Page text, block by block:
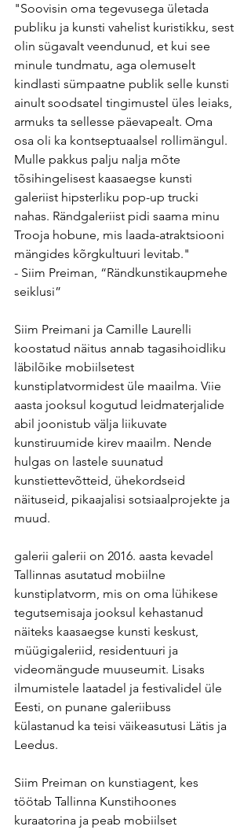
"Soovisin oma tegevusega ületada
publiku ja kunsti vahelist kuristikku, sest
olin sügavalt veendunud, et kui see
minule tundmatu, aga olemuselt
kindlasti sümpaatne publik selle kunsti
ainult soodsatel tingimustel üles leiaks,
armuks ta sellesse päevapealt. Oma
osa oli ka kontseptuaalsel rollimängul.
Mulle pakkus palju nalja mõte
tõsihingelisest kaasaegse kunsti
galeriist hipsterliku pop-up trucki
nahas. Rändgaleriist pidi saama minu
Trooja hobune, mis laada-atraktsiooni
mängides kõrgkultuuri levitab."
- Siim Preiman, “Rändkunstikaupmehe
seiklusi”
Siim Preimani ja Camille Laurelli
koostatud näitus annab tagasihoidliku
läbilõike mobiilsetest
kunstiplatvormidest üle maailma. Viie
aasta jooksul kogutud leidmaterjalide
abil joonistub välja liikuvate
kunstiruumide kirev maailm. Nende
hulgas on lastele suunatud
kunstiettevõtteid, ühekordseid
näituseid, pikaajalisi sotsiaalprojekte ja
muud.
galerii galerii on 2016. aasta kevadel
Tallinnas asutatud mobiilne
kunstiplatvorm, mis on oma lühikese
tegutsemisaja jooksul kehastanud
näiteks kaasaegse kunsti keskust,
müügigaleriid, residentuuri ja
videomängude muuseumit. Lisaks
ilmumistele laatadel ja festivalidel üle
Eesti, on punane galeriibuss
külastanud ka teisi väikeasutusi Lätis ja
Leedus.
Siim Preiman on kunstiagent, kes
töötab Tallinna Kunstihoones
kuraatorina ja peab mobiilset